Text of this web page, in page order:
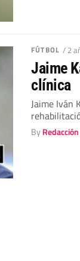
FÚTBOL / 2
Jaime
clínica
Jaime Iván
By